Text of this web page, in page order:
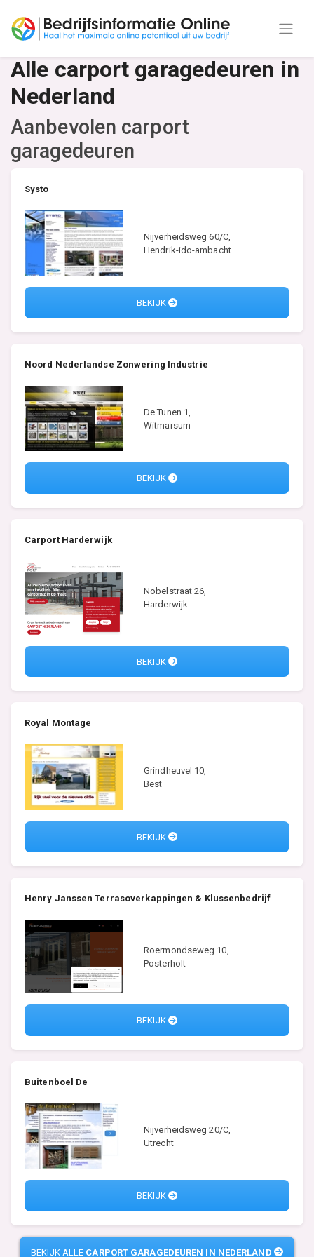
Alle carport garagedeuren in
Nederland
Aanbevolen carport
garagedeuren
Systo
Nijverheidsweg 60/C,
Hendrik-ido-ambacht
BEKIJK
Noord Nederlandse Zonwering Industrie
De Tunen 1,
Witmarsum
BEKIJK
Carport Harderwijk
Nobelstraat 26,
Harderwijk
BEKIJK
Royal Montage
Grindheuvel 10,
Best
BEKIJK
Henry Janssen Terrasoverkappingen & Klussenbedrijf
Roermondseweg 10,
Posterholt
BEKIJK
Buitenboel De
Nijverheidsweg 20/C,
Utrecht
BEKIJK
BEKIJK ALLE CARPORT GARAGEDEUREN IN NEDERLAND